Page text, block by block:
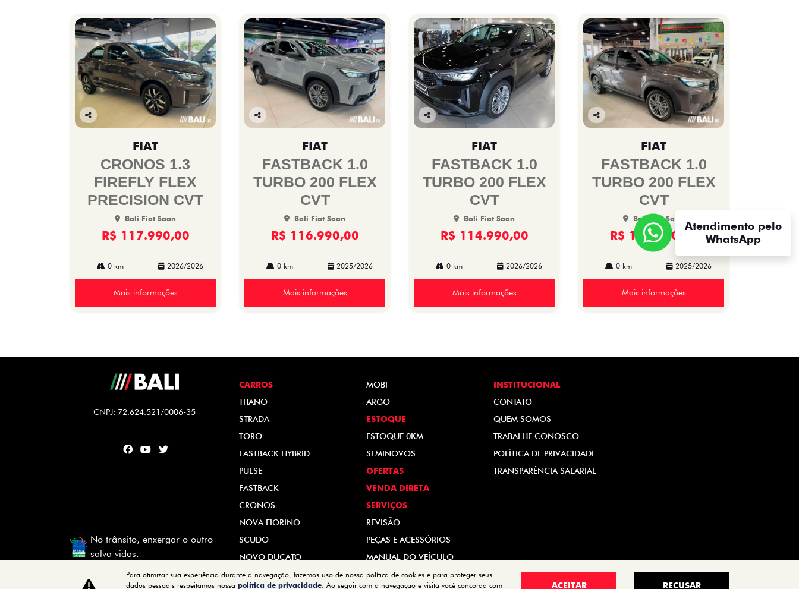
Co
FIAT
CRONOS 1.3
FIREFLY FLEX
PRECISION CVT
Bali Fiat Saan
R$ 117.990,00
0 km 2026/2026
Mais informações
Co
FIAT
FASTBACK 1.0
TURBO 200 FLEX
CVT
Bali Fiat Saan
R$ 116.990,00
0 km 2025/2026
Mais informações
Co
FIAT
FASTBACK 1.0
TURBO 200 FLEX
CVT
Bali Fiat Saan
R$ 114.990,00
0 km 2026/2026
Mais informações
Co
FIAT
FASTBACK 1.0
TURBO 200 FLEX
CVT
Bali Fiat Saan
R$ 116.990,00
0 km 2025/2026
Mais informações
CNPJ: 72.624.521/0006-35
No trânsito, enxergar o outro
salva vidas.
CARROS
TITANO
STRADA
TORO
FASTBACK HYBRID
PULSE
FASTBACK
CRONOS
NOVA FIORINO
SCUDO
NOVO DUCATO
MOBI
ARGO
ESTOQUE
ESTOQUE 0KM
SEMINOVOS
OFERTAS
VENDA DIRETA
SERVIÇOS
REVISÃO
PEÇAS E ACESSÓRIOS
MANUAL DO VEÍCULO
INSTITUCIONAL
CONTATO
QUEM SOMOS
TRABALHE CONOSCO
POLÍTICA DE PRIVACIDADE
TRANSPARÊNCIA SALARIAL
Atendimento pelo
WhatsApp
Para otimizar sua experiência durante a navegação, fazemos uso de nossa política de cookies e para proteger seus
dados pessoais respeitamos nossa política de privacidade. Ao seguir com a navegação e visita você concorda com ACEITAR RECUSAR